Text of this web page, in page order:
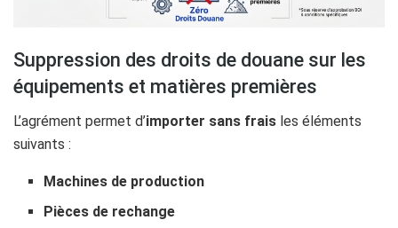
Suppression des droits de douane sur les
équipements et matières premières
L’agrément permet d’importer sans frais les éléments
suivants :
Machines de production
Pièces de rechange